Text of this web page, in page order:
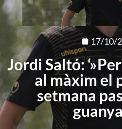
17/10/
Jordi Saltó:
al màxim el
setmana